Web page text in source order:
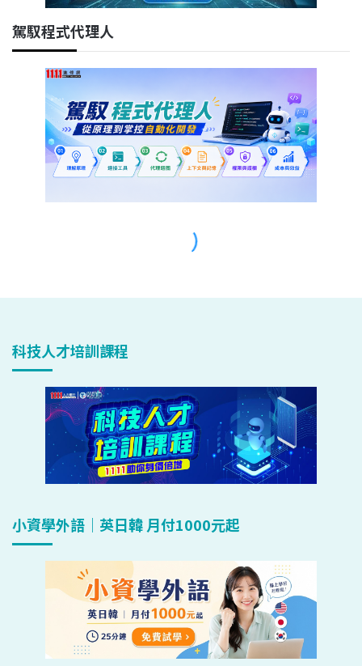
科技人才培訓課程
小資學外語｜英日韓 月付1000元起